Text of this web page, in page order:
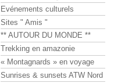
Evénements culturels
Sites " Amis "
** AUTOUR DU MONDE **
Trekking en amazonie
« Montagnards » en voyage
Sunrises & sunsets ATW Nord